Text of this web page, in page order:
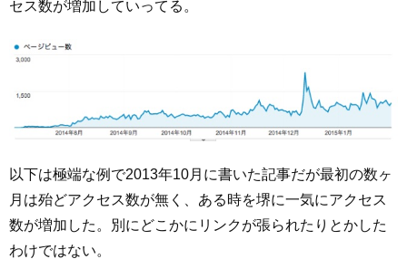
セス数が増加していってる。
以下は極端な例で2013年10月に書いた記事だが最初の数ヶ
月は殆どアクセス数が無く、ある時を堺に一気にアクセス
数が増加した。別にどこかにリンクが張られたりとかした
わけではない。